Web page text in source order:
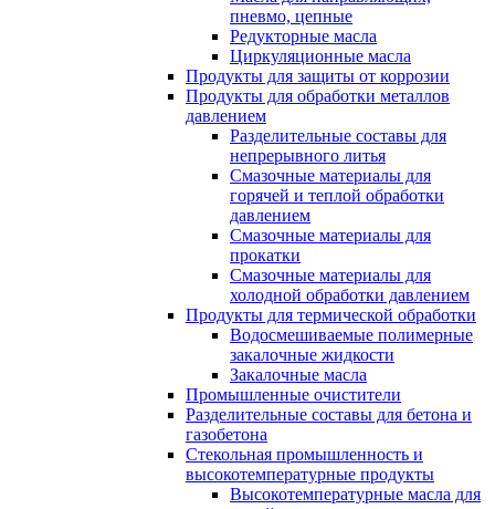
пневмо, цепные
Редукторные масла
Циркуляционные масла
Продукты для защиты от коррозии
Продукты для обработки металлов
давлением
Разделительные составы для
непрерывного литья
Смазочные материалы для
горячей и теплой обработки
давлением
Смазочные материалы для
прокатки
Смазочные материалы для
холодной обработки давлением
Продукты для термической обработки
Водосмешиваемые полимерные
закалочные жидкости
Закалочные масла
Промышленные очистители
Разделительные составы для бетона и
газобетона
Стекольная промышленность и
высокотемпературные продукты
Высокотемпературные масла для